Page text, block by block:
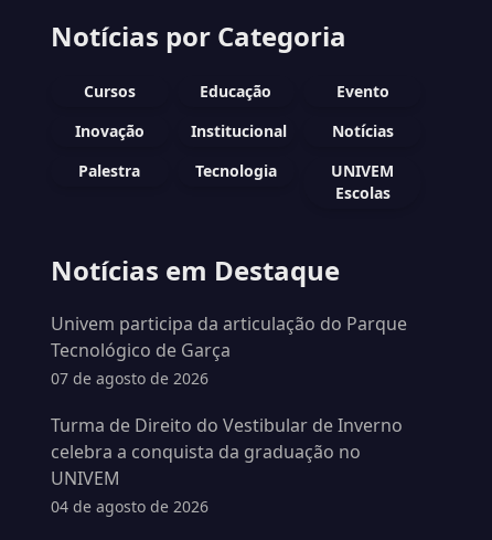
Notícias por Categoria
Cursos Educação
Evento
Inovação
Institucional
Notícias
Palestra
Tecnologia
UNIVEM
Escolas
Notícias em Destaque
Univem participa da articulação do Parque
Tecnológico de Garça
07 de agosto de 2026
Turma de Direito do Vestibular de Inverno
celebra a conquista da graduação no
UNIVEM
04 de agosto de 2026